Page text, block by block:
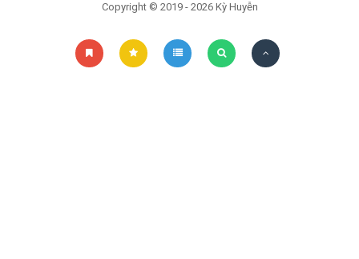
Copyright © 2019 - 2026 Kỳ Huyễn
Đóng